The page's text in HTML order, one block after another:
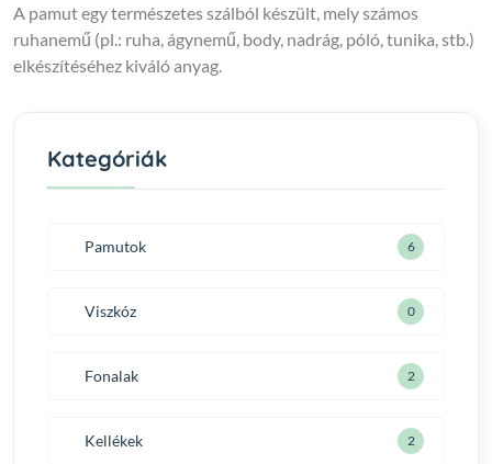
A pamut egy természetes szálból készült, mely számos
ruhanemű (pl.: ruha, ágynemű, body, nadrág, póló, tunika, stb.)
elkészítéséhez kiváló anyag.
Kategóriák
Pamutok 6
Viszkóz 0
Fonalak 2
Kellékek 2